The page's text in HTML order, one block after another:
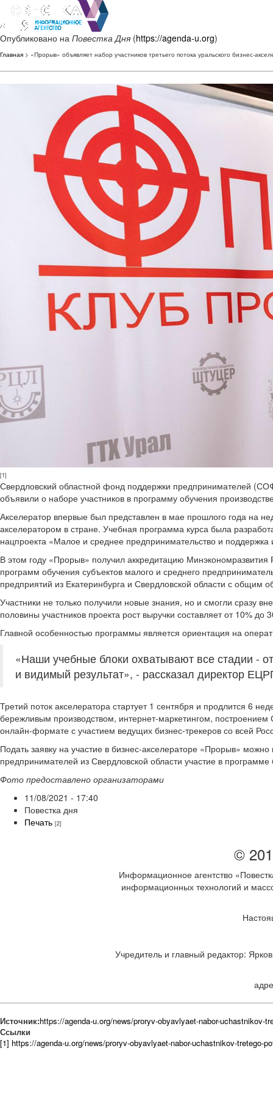
Опубликовано на Повестка Дня (https://agenda-u.org)
Главная > «Прорыв» объявляет набор участников третьего потока уральского бизнес-
[1]
Свердловский областной фонд поддержки предпринимателей
объявили о наборе участников в программу обучения
Акселератор впервые был представлен в мае прошлого года на
акселератором в стране. Учебная программа курса была
нацпроекта «Малое и среднее предпринимательство и
В этом году «Прорыв» получил аккредитацию
программ обучения субъектов малого и среднего
предприятий из Екатеринбурга и Свердловской области с общим
Участники не только получили новые знания, но и смогли сразу
половины участников проекта рост выручки составляет от 10%
Главной особенностью программы является ориентация на
«Наши учебные блоки охватывают все стадии -
и видимый результат», - рассказал директор
Третий поток акселератора стартует 1 сентября и продлится 6
бережливым производством, интернет-маркетингом,
онлайн-формате с участием ведущих бизнес-трекеров со всей
Подать заявку на участие в бизнес-акселераторе «Прорыв»
предпринимателей из Свердловской области участие в программе
Фото предоставлено организаторами
11/08/2021 - 17:40
Повестка дня
Печать [2]
©
Информационное агентство
информационных технологий и
Учредитель и главный редактор:
Источник:https://agenda-u.org/news/proryv-obyavlyaet-nabor-uchastnikov-
Ссылки
[1] https://agenda-u.org/news/proryv-obyavlyaet-nabor-uchastnikov-tretego-